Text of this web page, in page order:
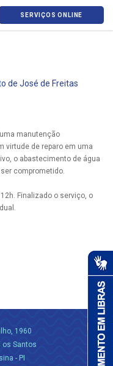
SERVIÇOS ONLINE
de José de Freitas
manutenção
virtude de reparo em uma
o abastecimento de água
comprometido.
Finalizado o serviço, o
1960
os Santos
- PI